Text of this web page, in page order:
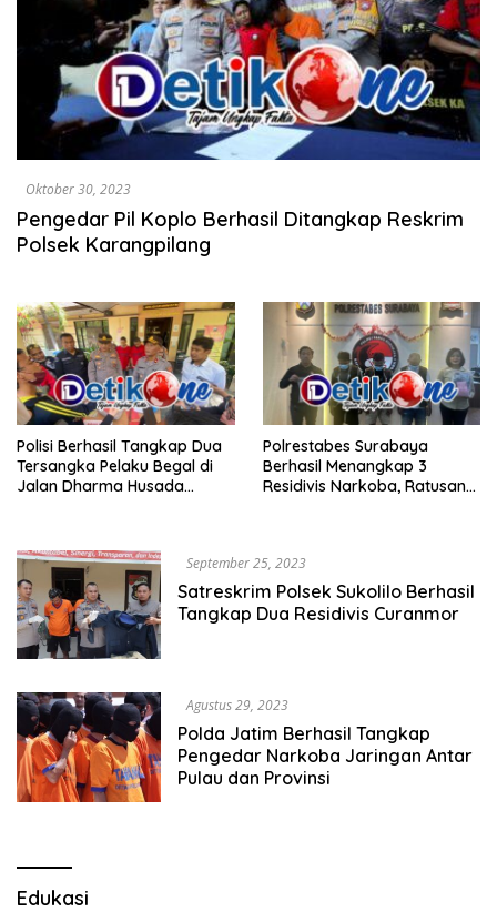
Oktober 30, 2023
Pengedar Pil Koplo Berhasil Ditangkap Reskrim
Polsek Karangpilang
Polisi Berhasil Tangkap Dua
Tersangka Pelaku Begal di
Jalan Dharma Husada
Polrestabes Surabaya
Berhasil Menangkap 3
Residivis Narkoba, Ratusan
September 25, 2023
Satreskrim Polsek Sukolilo Berhasil
Tangkap Dua Residivis Curanmor
Agustus 29, 2023
Polda Jatim Berhasil Tangkap
Pengedar Narkoba Jaringan Antar
Pulau dan Provinsi
Edukasi